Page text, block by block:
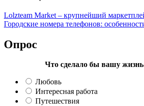
Lolzteam Market – крупнейший
Городские номера телефонов:
Опрос
Что сделало бы вашу
Любовь
Интересная работа
Путешествия